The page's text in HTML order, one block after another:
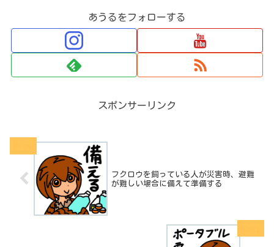
あうるをフォローする
スポンサーリンク
フクロウを飼っている人が災害時、避難
が難しい場合に備えて準備する